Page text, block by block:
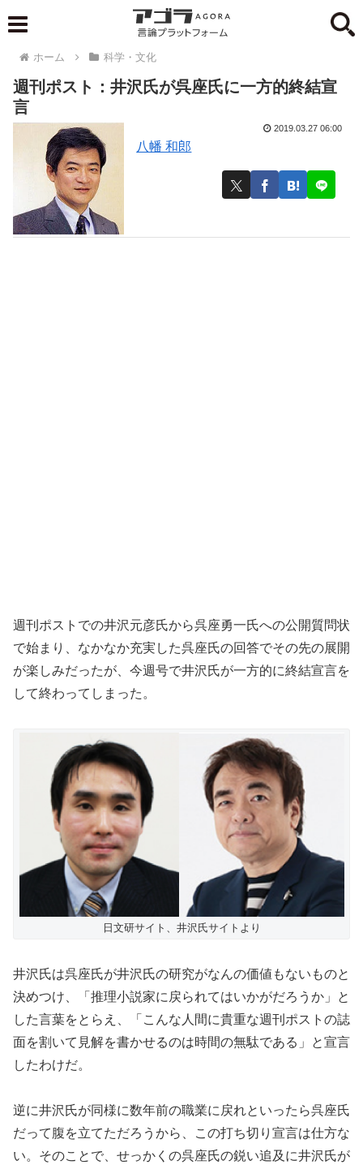
ホーム 科学・文化
週刊ポスト：井沢氏が呉座氏に一方的終結宣
言
八幡 和郎
2019.03.27 06:00
週刊ポストでの井沢元彦氏から呉座勇一氏への公開質問状
で始まり、なかなか充実した呉座氏の回答でその先の展開
が楽しみだったが、今週号で井沢氏が一方的に終結宣言を
して終わってしまった。
日文研サイト、井沢氏サイトより
井沢氏は呉座氏が井沢氏の研究がなんの価値もないものと
決めつけ、「推理小説家に戻られてはいかがだろうか」と
した言葉をとらえ、「こんな人間に貴重な週刊ポストの誌
面を割いて見解を書かせるのは時間の無駄である」と宣言
したわけだ。
逆に井沢氏が同様に数年前の職業に戻れといったら呉座氏
だって腹を立てただろうから、この打ち切り宣言は仕方な
い。そのことで、せっかくの呉座氏の鋭い追及に井沢氏が